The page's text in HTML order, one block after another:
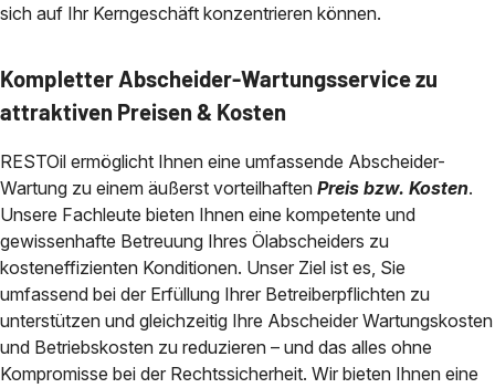
sich auf Ihr Kerngeschäft konzentrieren können.
Kompletter Abscheider-Wartungsservice zu
attraktiven Preisen & Kosten
RESTOil ermöglicht Ihnen eine umfassende Abscheider-
Wartung zu einem äußerst vorteilhaften Preis bzw. Kosten.
Unsere Fachleute bieten Ihnen eine kompetente und
gewissenhafte Betreuung Ihres Ölabscheiders zu
kosteneffizienten Konditionen. Unser Ziel ist es, Sie
umfassend bei der Erfüllung Ihrer Betreiberpflichten zu
unterstützen und gleichzeitig Ihre Abscheider Wartungskosten
und Betriebskosten zu reduzieren – und das alles ohne
Kompromisse bei der Rechtssicherheit. Wir bieten Ihnen eine